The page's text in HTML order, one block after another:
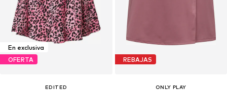
En exclusiva
OFERTA
EDITED
REBAJAS
ONLY PLAY